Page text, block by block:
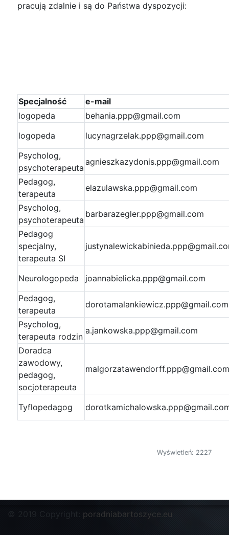
pracują zdalnie i są do Państwa dyspozycji:
Specjalność
e-mail
logopeda
behania.ppp@gmail.com
logopeda
lucynagrzelak.ppp@gmail.com
Psycholog,
psychoterapeuta
agnieszkazydonis.ppp@gmail.com
Pedagog,
terapeuta
elazulawska.ppp@gmail.com
Psycholog,
psychoterapeuta
barbarazegler.ppp@gmail.com
Pedagog
specjalny,
terapeuta SI
Neurologopeda
joannabielicka.ppp@gmail.com
Pedagog,
terapeuta
dorotamalankiewicz.ppp@gmail.com
Psycholog,
terapeuta rodzin
a.jankowska.ppp@gmail.com
Doradca
zawodowy,
pedagog,
socjoterapeuta
malgorzatawendorff.ppp@gmail.com
Tyflopedagog
Wyświetleń: 2227
© 2019 Copyright: poradniabartoszyce.eu